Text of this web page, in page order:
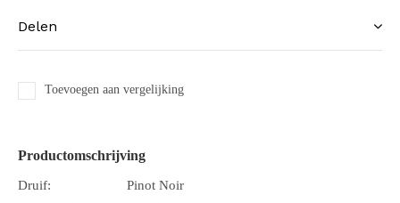
Delen
Toevoegen aan vergelijking
Productomschrijving
Druif:
Pinot Noir